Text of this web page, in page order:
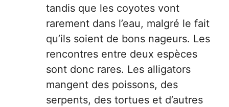
tandis que les coyotes vont
rarement dans l’eau, malgré le fait
qu’ils soient de bons nageurs. Les
rencontres entre deux espèces
sont donc rares. Les alligators
mangent des poissons, des
serpents, des tortues et d’autres